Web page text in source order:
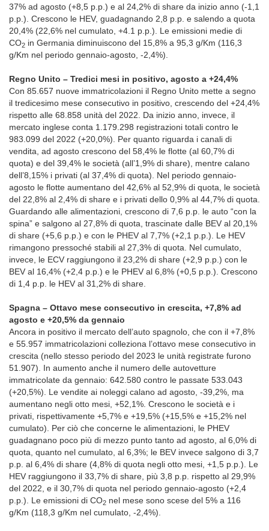
37% ad agosto (+8,5 p.p.) e al 24,2% di share da inizio anno (-1,1
p.p.). Crescono le HEV, guadagnando 2,8 p.p. e salendo a quota
20,4% (22,6% nel cumulato, +4.1 p.p.). Le emissioni medie di
CO2 in Germania diminuiscono del 15,8% a 95,3 g/Km (116,3
g/Km nel periodo gennaio-agosto, -2,4%).
Regno Unito – Tredici mesi in positivo, agosto a +24,4%
Con 85.657 nuove immatricolazioni il Regno Unito mette a segno
il tredicesimo mese consecutivo in positivo, crescendo del +24,4%
rispetto alle 68.858 unità del 2022. Da inizio anno, invece, il
mercato inglese conta 1.179.298 registrazioni totali contro le
983.099 del 2022 (+20,0%). Per quanto riguarda i canali di
vendita, ad agosto crescono del 58,4% le flotte (al 60,7% di
quota) e del 39,4% le società (all’1,9% di share), mentre calano
dell’8,15% i privati (al 37,4% di quota). Nel periodo gennaio-
agosto le flotte aumentano del 42,6% al 52,9% di quota, le società
del 22,8% al 2,4% di share e i privati dello 0,9% al 44,7% di quota.
Guardando alle alimentazioni, crescono di 7,6 p.p. le auto “con la
spina” e salgono al 27,8% di quota, trascinate dalle BEV al 20,1%
di share (+5,6 p.p.) e con le PHEV al 7,7% (+2,1 p.p.). Le HEV
rimangono pressoché stabili al 27,3% di quota. Nel cumulato,
invece, le ECV raggiungono il 23,2% di share (+2,9 p.p.) con le
BEV al 16,4% (+2,4 p.p.) e le PHEV al 6,8% (+0,5 p.p.). Crescono
di 1,4 p.p. le HEV al 31,2% di share.
Spagna – Ottavo mese consecutivo in crescita, +7,8% ad
agosto e +20,5% da gennaio
Ancora in positivo il mercato dell’auto spagnolo, che con il +7,8%
e 55.957 immatricolazioni colleziona l’ottavo mese consecutivo in
crescita (nello stesso periodo del 2023 le unità registrate furono
51.907). In aumento anche il numero delle autovetture
immatricolate da gennaio: 642.580 contro le passate 533.043
(+20,5%). Le vendite ai noleggi calano ad agosto, -39,2%, ma
aumentano negli otto mesi, +52,1%. Crescono le società e i
privati, rispettivamente +5,7% e +19,5% (+15,5% e +15,2% nel
cumulato). Per ciò che concerne le alimentazioni, le PHEV
guadagnano poco più di mezzo punto tanto ad agosto, al 6,0% di
quota, quanto nel cumulato, al 6,3%; le BEV invece salgono di 3,7
p.p. al 6,4% di share (4,8% di quota negli otto mesi, +1,5 p.p.). Le
HEV raggiungono il 33,7% di share, più 3,8 p.p. rispetto al 29,9%
del 2022, e il 30,7% di quota nel periodo gennaio-agosto (+2,4
p.p.). Le emissioni di CO2 nel mese sono scese del 5% a 116
g/Km (118,3 g/Km nel cumulato, -2,4%).